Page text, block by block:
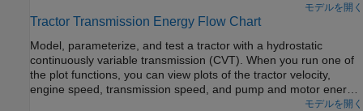
モデルを開く
Tractor Transmission Energy Flow Chart
Model, parameterize, and test a tractor with a hydrostatic
continuously variable transmission (CVT). When you run one of
the plot functions, you can view plots of the tractor velocity,
engine speed, transmission speed, and pump and motor energy
モデルを開く